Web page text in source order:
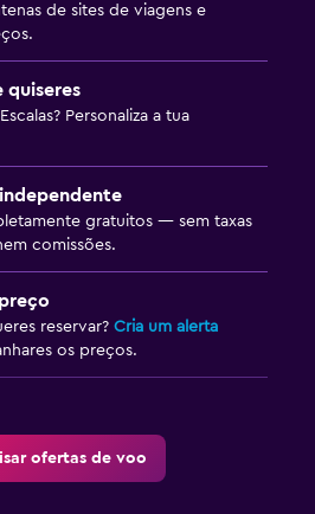
de sites de viagens e
quiseres
Personaliza a tua
gratuitos — sem taxas
comissões.
reservar? Cria um alerta
os preços.
ofertas de voo